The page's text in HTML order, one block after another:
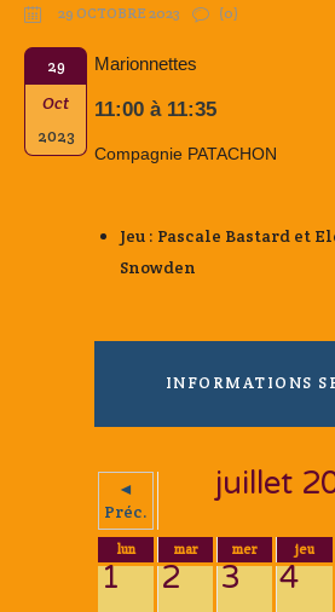
29 OCTOBRE 2023 (0)
29
Oct
2023
Marionnettes
11:00 à 11:35
Compagnie PATACHON
Jeu : Pascale Bastard et
Snowden
INFORMATIONS
◄
Préc.
juillet
lun mar mer jeu
1 2 3 4